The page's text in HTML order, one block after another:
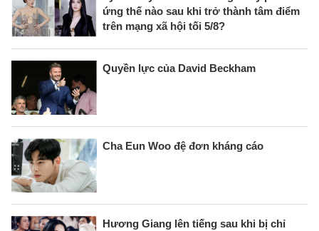
ứng thế nào sau khi trở thành tâm điểm
trên mạng xã hội tối 5/8?
Quyền lực của David Beckham
Cha Eun Woo đệ đơn kháng cáo
Hương Giang lên tiếng sau khi bị chỉ